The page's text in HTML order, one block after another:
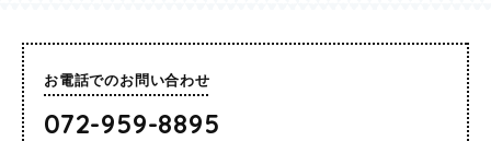
お電話でのお問い合わせ
072-959-8895